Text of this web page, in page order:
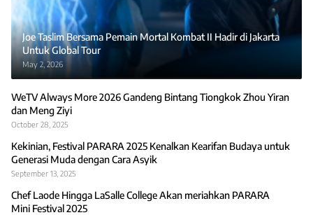
Joe Taslim Bersama Pemain Mortal Kombat II Hadir di Jakarta
Untuk Global Tour
May 2, 2026
WeTV Always More 2026 Gandeng Bintang Tiongkok Zhou Yiran
dan Meng Ziyi
October 28, 2025
Kekinian, Festival PARARA 2025 Kenalkan Kearifan Budaya untuk
Generasi Muda dengan Cara Asyik
September 13, 2025
Chef Laode Hingga LaSalle College Akan meriahkan PARARA
Mini Festival 2025